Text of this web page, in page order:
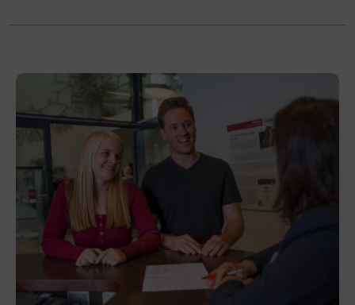
Abschluss
Veranstaltungsort
BFI Tirol Bildungszentrum
Ing.-Etzel-Straße 7
6020 Innsbruck
Förderhinweis
Alle Informationen rund um die AK
Zukunftsaktie sind unter der kostenlosen AK
Hotline +43 800 225522 1515 erhältlich.
Sichern Sie sich Ihre Zukunftsaktie für Ihre